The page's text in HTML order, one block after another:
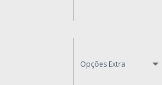
Opções Extra